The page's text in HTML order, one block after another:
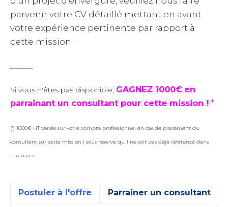
parvenir votre CV détaillé mettant en avant
votre expérience pertinente par rapport à
cette mission.
Si vous n'êtes pas disponible, GAGNEZ 1000€ en
parrainant un consultant pour cette mission ! *
(*) 1000€ HT versés sur votre compte professionnel en cas de placement du
consultant sur cette mission | sous réserve qu'il ne soit pas déjà référencé dans
nos bases.
Postuler à l'offre Parrainer un consultant